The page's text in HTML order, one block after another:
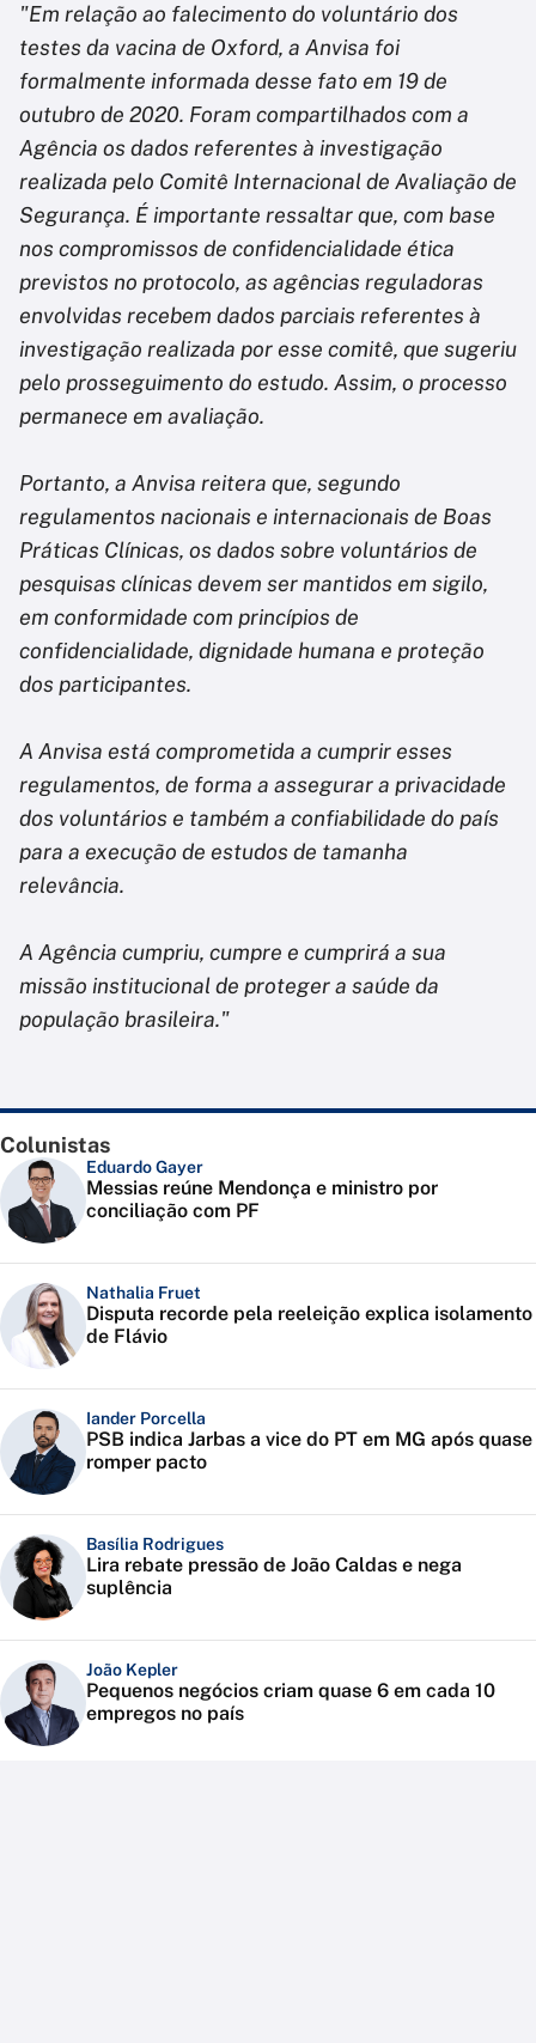
"Em relação ao falecimento do voluntário dos
testes da vacina de Oxford, a Anvisa foi
formalmente informada desse fato em 19 de
outubro de 2020. Foram compartilhados com a
Agência os dados referentes à investigação
realizada pelo Comitê Internacional de Avaliação de
Segurança. É importante ressaltar que, com base
nos compromissos de confidencialidade ética
previstos no protocolo, as agências reguladoras
envolvidas recebem dados parciais referentes à
investigação realizada por esse comitê, que sugeriu
pelo prosseguimento do estudo. Assim, o processo
permanece em avaliação.
Portanto, a Anvisa reitera que, segundo
regulamentos nacionais e internacionais de Boas
Práticas Clínicas, os dados sobre voluntários de
pesquisas clínicas devem ser mantidos em sigilo,
em conformidade com princípios de
confidencialidade, dignidade humana e proteção
dos participantes.
A Anvisa está comprometida a cumprir esses
regulamentos, de forma a assegurar a privacidade
dos voluntários e também a confiabilidade do país
para a execução de estudos de tamanha
relevância.
A Agência cumpriu, cumpre e cumprirá a sua
missão institucional de proteger a saúde da
população brasileira."
Colunistas
Eduardo Gayer
Messias reúne Mendonça e ministro por
conciliação com PF
Nathalia Fruet
Disputa recorde pela reeleição explica isolamento
de Flávio
Iander Porcella
PSB indica Jarbas a vice do PT em MG após quase
romper pacto
Basília Rodrigues
Lira rebate pressão de João Caldas e nega
suplência
João Kepler
Pequenos negócios criam quase 6 em cada 10
empregos no país